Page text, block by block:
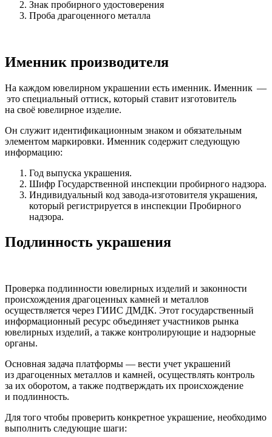
Знак пробирного удостоверения
Проба драгоценного металла
Именник производителя
На каждом ювелирном украшении есть именник. Именник —
это специальный оттиск, который ставит изготовитель
на своё ювелирное изделие.
Он служит идентификационным знаком и обязательным
элементом маркировки. Именник содержит следующую
информацию:
Год выпуска украшения.
Шифр Государственной инспекции пробирного надзора.
Индивидуальный код завода-изготовителя украшения,
который регистрируется в инспекции Пробирного
надзора.
Подлинность украшения
Проверка подлинности ювелирных изделий и законности
происхождения драгоценных камней и металлов
осуществляется через ГИИС ДМДК. Этот государственный
информационный ресурс объединяет участников рынка
ювелирных изделий, а также контролирующие и надзорные
органы.
Основная задача платформы — вести учет украшений
из драгоценных металлов и камней, осуществлять контроль
за их оборотом, а также подтверждать их происхождение
и подлинность.
Для того чтобы проверить конкретное украшение, необходимо
выполнить следующие шаги: